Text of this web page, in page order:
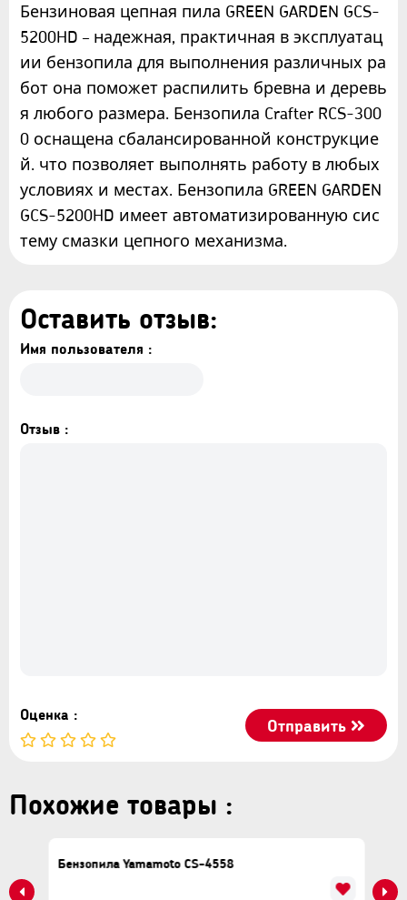
Бензиновая цепная пила GREEN GARDEN GCS-
5200HD – надежная, практичная в эксплуатац
ии бензопила для выполнения различных ра
бот она поможет распилить бревна и деревь
я любого размера. Бензопила Crafter RCS-300
0 оснащена сбалансированной конструкцие
й. что позволяет выполнять работу в любых
условиях и местах. Бензопила GREEN GARDEN
GCS-5200HD имеет автоматизированную сис
тему смазки цепного механизма.
Похожие товары :
Бензопила Yamamoto CS-4558
Оставить отзыв:
Имя пользователя :
Отзыв :
Оценка :
Отправить